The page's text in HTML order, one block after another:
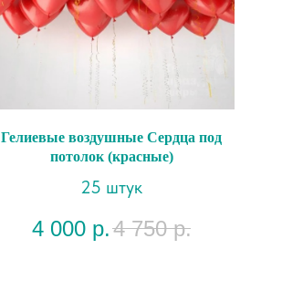
Гелиевые воздушные Сердца под
потолок (красные)
25 штук
4 000 р.4 750 р.